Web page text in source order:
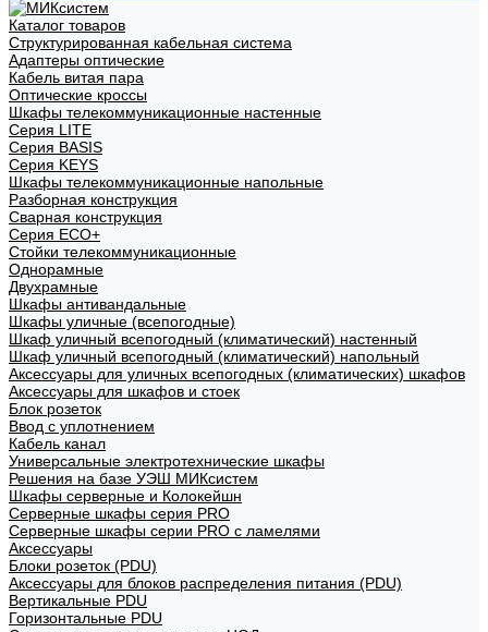
Каталог товаров
Структурированная кабельная система
Адаптеры оптические
Кабель витая пара
Оптические кроссы
Шкафы телекоммуникационные настенные
Cерия LITE
Cерия BASIS
Cерия KEYS
Шкафы телекоммуникационные напольные
Разборная конструкция
Сварная конструкция
Серия ECO+
Стойки телекоммуникационные
Однорамные
Двухрамные
Шкафы антивандальные
Шкафы уличные (всепогодные)
Шкаф уличный всепогодный (климатический) настенный
Шкаф уличный всепогодный (климатический) напольный
Аксессуары для уличных всепогодных (климатических) шкафов
Аксессуары для шкафов и стоек
Блок розеток
Ввод с уплотнением
Кабель канал
Универсальные электротехнические шкафы
Решения на базе УЭШ МИКсистем
Шкафы серверные и Колокейшн
Серверные шкафы серия PRO
Серверные шкафы серии PRO с ламелями
Аксессуары
Блоки розеток (PDU)
Аксессуары для блоков распределения питания (PDU)
Вертикальные PDU
Горизонтальные PDU